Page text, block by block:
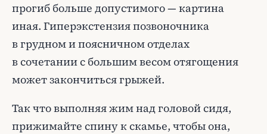
прогиб больше допустимого — картина
иная. Гиперэкстензия позвоночника
в грудном и поясничном отделах
в сочетании с большим весом отягощения
может закончиться грыжей.
Так что выполняя жим над головой сидя,
прижимайте спину к скамье, чтобы она,